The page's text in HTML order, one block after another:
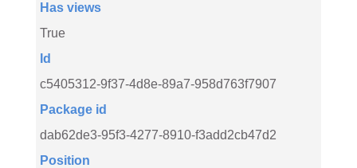
Has views
True
Id
c5405312-9f37-4d8e-89a7-958d763f7907
Package id
dab62de3-95f3-4277-8910-f3add2cb47d2
Position